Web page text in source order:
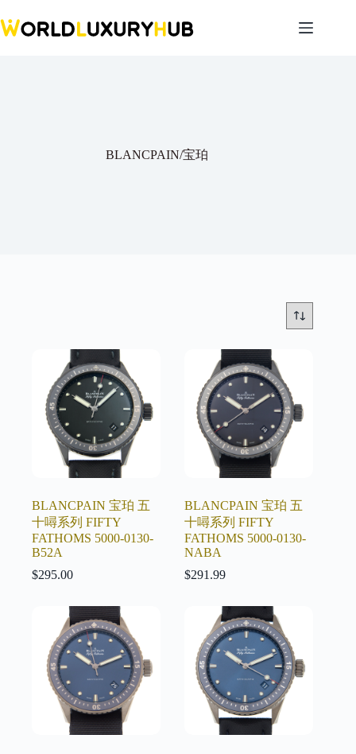
to
content
BLANCPAIN/宝珀
BLANCPAIN 宝珀 五
十噚系列 FIFTY
FATHOMS 5000-0130-
B52A
$295.00
BLANCPAIN 宝珀 五
十噚系列 FIFTY
FATHOMS 5000-0130-
NABA
$291.99